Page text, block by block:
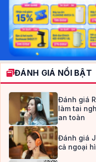
ĐÁNH GIÁ NỔI BẬT
Đánh giá
làm tai
an toàn
Đánh giá
cả ngoại